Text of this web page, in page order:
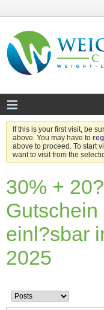
If this is your first visit, be
above. You may have to
above to proceed. To start
want to visit from the
30% +
Gutschein
einl?sbar
2025